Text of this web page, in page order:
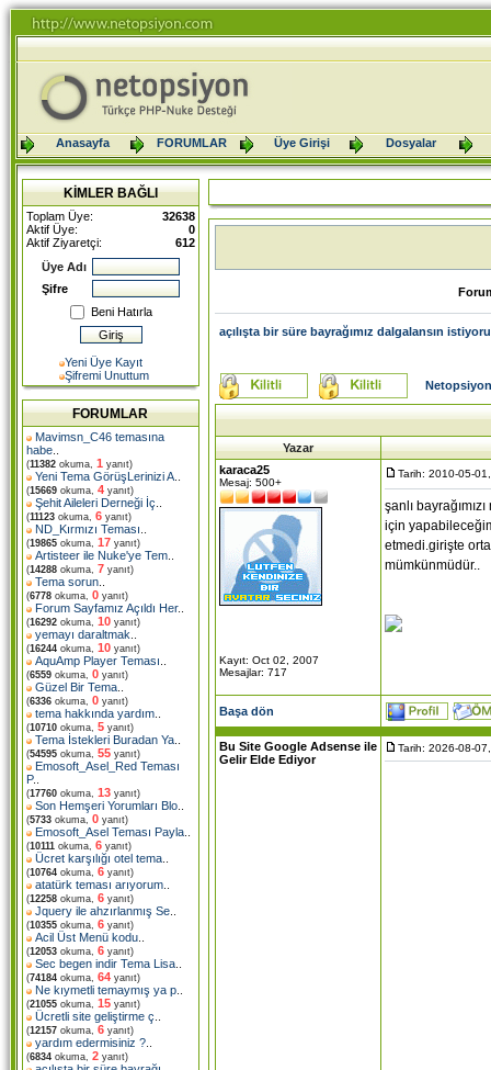
Anasayfa FORUMLAR Üye Girişi Dosyalar
KİMLER BAĞLI
Toplam Üye:
32638
Aktif Üye:
0
Aktif Ziyaretçi:
612
Üye Adı
Şifre
Beni Hatırla
Yeni Üye Kayıt
Şifremi Unuttum
FORUMLAR
Mavimsn_C46 temasına
habe
(11382 okuma, 1 yanıt)
Yeni Tema GörüşLerinizi A
(15669 okuma, 4 yanıt)
Şehit Aileleri Derneği İç
(11123 okuma, 6 yanıt)
ND_Kırmızı Teması
(19865 okuma, 17 yanıt)
Artisteer ile Nuke'ye Tem
(14288 okuma, 7 yanıt)
Tema sorun
(6778 okuma, 0 yanıt)
Forum Sayfamız Açıldı Her..
(16292 okuma, 10 yanıt)
yemayı daraltmak
(16244 okuma, 10 yanıt)
AquAmp Player Teması
(6559 okuma, 0 yanıt)
Güzel Bir Tema
(6336 okuma, 0 yanıt)
tema hakkında yardım
(10710 okuma, 5 yanıt)
Tema İstekleri Buradan Ya
(54595 okuma, 55 yanıt)
Emosoft_Asel_Red Teması
P..
(17760 okuma, 13 yanıt)
Son Hemşeri Yorumları Blo
(5733 okuma, 0 yanıt)
Emosoft_Asel Teması Payla
(10111 okuma, 6 yanıt)
Ücret karşılığı otel tema
(10764 okuma, 6 yanıt)
atatürk teması arıyorum
(12258 okuma, 6 yanıt)
Jquery ile ahzırlanmış Se
(10355 okuma, 6 yanıt)
Acil Üst Menü kodu
(12053 okuma, 6 yanıt)
Sec begen indir Tema Lisa
(74184 okuma, 64 yanıt)
Ne kıymetli temaymış ya p
(21055 okuma, 15 yanıt)
Ücretli site geliştirme ç
(12157 okuma, 6 yanıt)
yardım edermisiniz ?
(6834 okuma, 2 yanıt)
açılışta bir süre bayrağımız dalgalansın
Yazar
karaca25
Mesaj: 500+
Kayıt: Oct 02, 2007
Mesajlar: 717
Tarih: 2010-05-
şanlı
için
etmedi.girişte
mümkünmüdür..
Başa dön
Bu Site Google Adsense ile
Gelir Elde Ediyor
Tarih: 2026-08-